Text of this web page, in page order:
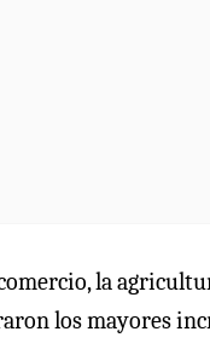
la
los mayores